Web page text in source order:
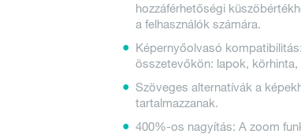
hozzáférhetőségi
a felhasználók számára.
Képernyőolvasó
összetevőkön: lapok, körhinta,
Szöveges alternatívák a
tartalmazzanak.
400%-os nagyítás: A zoom